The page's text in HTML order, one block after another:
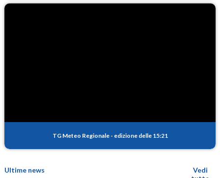
TG Meteo Regionale - edizione delle 15:21
Ultime news
Vedi